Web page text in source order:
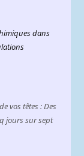
dans
vos têtes : Des
jours sur sept